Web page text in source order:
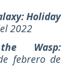
Holiday
2022
Wasp:
febrero de